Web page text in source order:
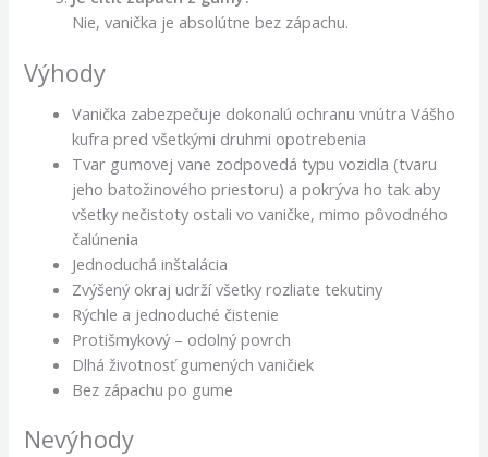
Nie, vanička je absolútne bez zápachu.
Výhody
Vanička zabezpečuje dokonalú ochranu vnútra Vášho
kufra pred všetkými druhmi opotrebenia
Tvar gumovej vane zodpovedá typu vozidla (tvaru
jeho batožinového priestoru) a pokrýva ho tak aby
všetky nečistoty ostali vo vaničke, mimo pôvodného
čalúnenia
Jednoduchá inštalácia
Zvýšený okraj udrží všetky rozliate tekutiny
Rýchle a jednoduché čistenie
Protišmykový – odolný povrch
Dlhá životnosť gumených vaničiek
Bez zápachu po gume
Nevýhody